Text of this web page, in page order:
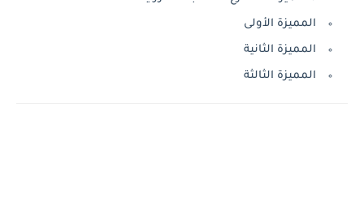
المميزة الأولى
المميزة الثانية
المميزة الثالثة